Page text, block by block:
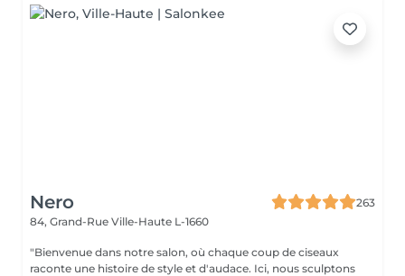
Nero
263
84, Grand-Rue Ville-Haute L-1660
"Bienvenue dans notre salon, où chaque coup de ciseaux
raconte une histoire de style et d'audace. Ici, nous sculptons